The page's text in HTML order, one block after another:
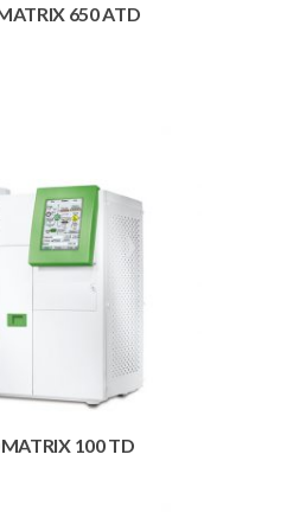
650 ATD
100 TD